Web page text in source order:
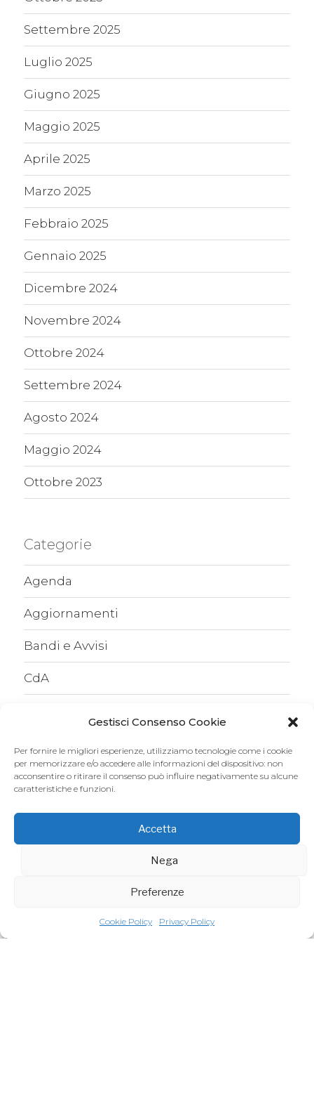
Gestisci Consenso Cookie
Per fornire le migliori esperienze, utilizziamo tecnologie come i cookie
per memorizzare e/o accedere alle informazioni del dispositivo: non
acconsentire o ritirare il consenso può influire negativamente su alcune
caratteristiche e funzioni.
Accetta
Nega
Preferenze
Cookie Policy Privacy Policy
Settembre 2025
Luglio 2025
Giugno 2025
Maggio 2025
Aprile 2025
Marzo 2025
Febbraio 2025
Gennaio 2025
Dicembre 2024
Novembre 2024
Ottobre 2024
Settembre 2024
Agosto 2024
Maggio 2024
Ottobre 2023
Categorie
Agenda
Aggiornamenti
Bandi e Avvisi
CdA
Scaduti